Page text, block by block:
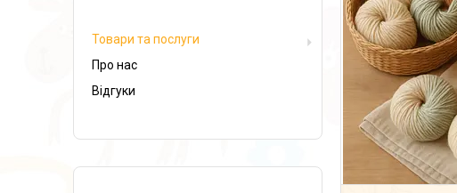
Товари та послуги
Про нас
Відгуки